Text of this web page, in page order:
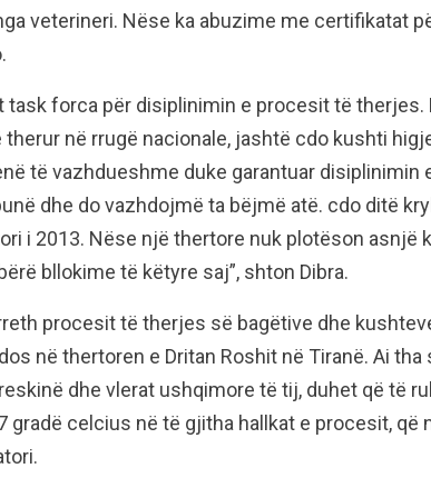
veterineri. Nëse ka abuzime me certifikatat
task forca për disiplinimin e procesit të therjes.
në rrugë nacionale, jashtë cdo kushti
të vazhdueshme duke garantuar disiplinimin
dhe do vazhdojmë ta bëjmë atë. cdo ditë
i 2013. Nëse një thertore nuk plotëson asnjë
bllokime të këtyre saj”, shton Dibra.
procesit të therjes së bagëtive dhe
në thertoren e Dritan Roshit në Tiranë. Ai tha
dhe vlerat ushqimore të tij, duhet që të
gradë celcius në të gjitha hallkat e procesit, që